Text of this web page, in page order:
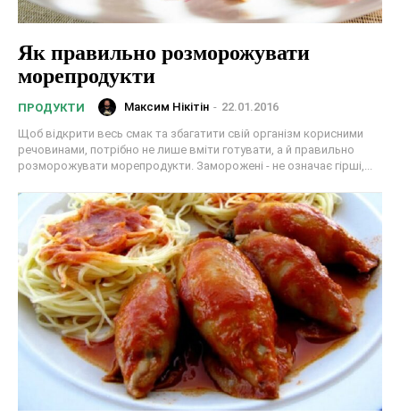
Як правильно розморожувати
морепродукти
ПРОДУКТИ Максим Нікітін - 22.01.2016
Щоб відкрити весь смак та збагатити свій організм корисними
речовинами, потрібно не лише вміти готувати, а й правильно
розморожувати морепродукти. Заморожені - не означає гірші,...